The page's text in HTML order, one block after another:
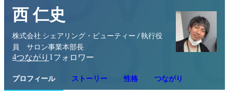
西 仁史
株式会社 シェアリング・ビューティー / 執行役
員 サロン事業本部長
4つながり 1 フォロワー
プロフィール ストーリー 性格 つながり